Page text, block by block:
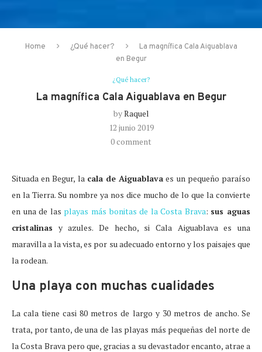
Home ¿Qué hacer?
La magnífica Cala Aiguablava
en Begur
¿Qué hacer?
La magnífica Cala Aiguablava en Begur
byRaquel
12 junio 2019
0 comment
Situada en Begur, la cala de Aiguablava es un pequeño paraíso
en la Tierra. Su nombre ya nos dice mucho de lo que la convierte
en una de las playas más bonitas de la Costa Brava: sus aguas
cristalinas y azules. De hecho, si Cala Aiguablava es una
maravilla a la vista, es por su adecuado entorno y los paisajes que
la rodean.
Una playa con muchas cualidades
La cala tiene casi 80 metros de largo y 30 metros de ancho. Se
trata, por tanto, de una de las playas más pequeñas del norte de
la Costa Brava pero que, gracias a su devastador encanto, atrae a